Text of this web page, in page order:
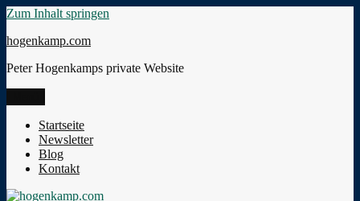
Zum Inhalt springen
hogenkamp.com
Peter Hogenkamps private Website
Startseite
Newsletter
Blog
Kontakt